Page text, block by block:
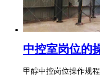
中控室岗位的
甲醇中控岗位操作规